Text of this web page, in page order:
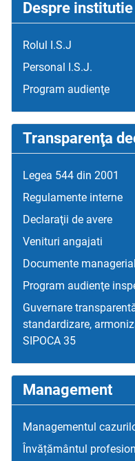
Despre institutie
Rolul I.S.J
Personal I.S.J.
Program audienţe
Transparenţa
Legea 544 din 2001
Regulamente interne
Declaraţii de avere
Venituri angajati
Documente
Program audienţe
Guvernare
standardizare,
SIPOCA 35
Management
Managementul
Învățământul